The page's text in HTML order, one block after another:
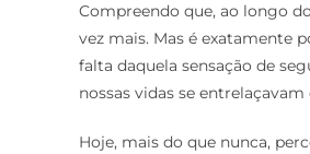
Compreendo que, ao longo
vez mais. Mas é exatamente
falta daquela sensação de
nossas vidas se
Hoje, mais do que nunca,